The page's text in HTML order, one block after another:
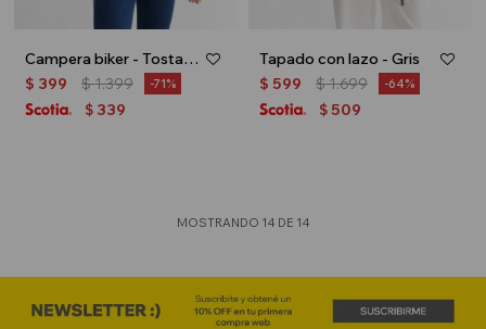
Campera biker - Tostado
$ 399 $1.399 71
$ 339
Tapado con lazo - Gris
$ 599 $1.699 64
$ 509
MOSTRANDO 14 DE 14